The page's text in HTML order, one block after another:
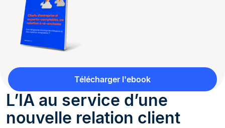
Télécharger l'ebook
L’IA au service d’une
nouvelle relation client